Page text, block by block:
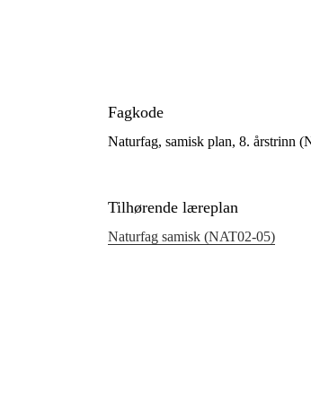
Fagkode
Naturfag, samisk plan, 8. årstrinn
Tilhørende læreplan
Naturfag samisk (NAT02‑05)